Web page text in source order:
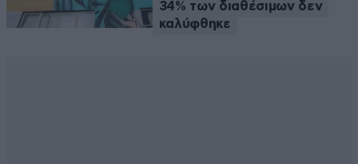
34% των διαθέσιμων δεν
καλύφθηκε